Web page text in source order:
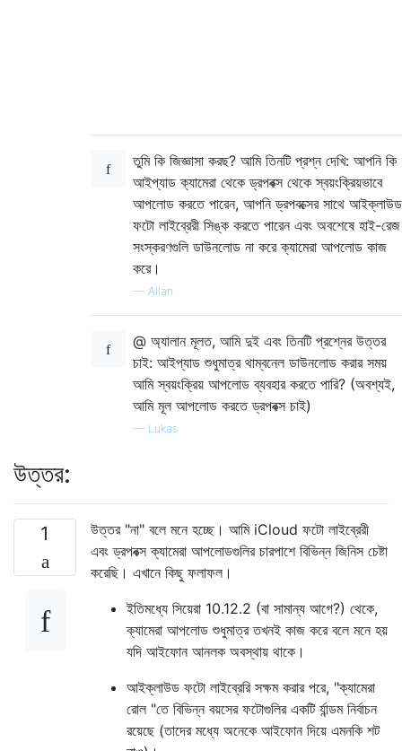
তুমি কি জিজ্ঞাসা করছ? আমি তিনটি প্রশ্ন দেখি: আপনি কি
আইপ্যাড ক্যামেরা থেকে ড্রপবক্স থেকে স্বয়ংক্রিয়ভাবে
আপলোড করতে পারেন, আপনি ড্রপবক্সের সাথে আইক্লাউড
ফটো লাইব্রেরী সিঙ্ক করতে পারেন এবং অবশেষে হাই-রেজ
সংস্করণগুলি ডাউনলোড না করে ক্যামেরা আপলোড কাজ
করে।
— Allan
@ অ্যালান মূলত, আমি দুই এবং তিনটি প্রশ্নের উত্তর
চাই: আইপ্যাড শুধুমাত্র থাম্বনেল ডাউনলোড করার সময়
আমি স্বয়ংক্রিয় আপলোড ব্যবহার করতে পারি? (অবশ্যই,
আমি মূল আপলোড করতে ড্রপবক্স চাই)
— Lukas
উত্তর:
1
উত্তর "না" বলে মনে হচ্ছে। আমি iCloud ফটো লাইব্রেরী
এবং ড্রপবক্স ক্যামেরা আপলোডগুলির চারপাশে বিভিন্ন জিনিস চেষ্টা
করেছি। এখানে কিছু ফলাফল।
ইতিমধ্যে সিয়েরা 10.12.2 (বা সামান্য আগে?) থেকে,
ক্যামেরা আপলোড শুধুমাত্র তখনই কাজ করে বলে মনে হয়
যদি আইফোন আনলক অবস্থায় থাকে।
আইক্লাউড ফটো লাইব্রেরি সক্ষম করার পরে, "ক্যামেরা
রোল "তে বিভিন্ন বয়সের ফটোগুলির একটি র্যান্ডম নির্বাচন
রয়েছে (তাদের মধ্যে অনেকে আইফোন দিয়ে এমনকি শট